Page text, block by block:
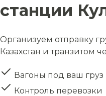
станции
Организуем отправку
Казахстан и транзитом
Вагоны под ваш груз
Контроль перевозки